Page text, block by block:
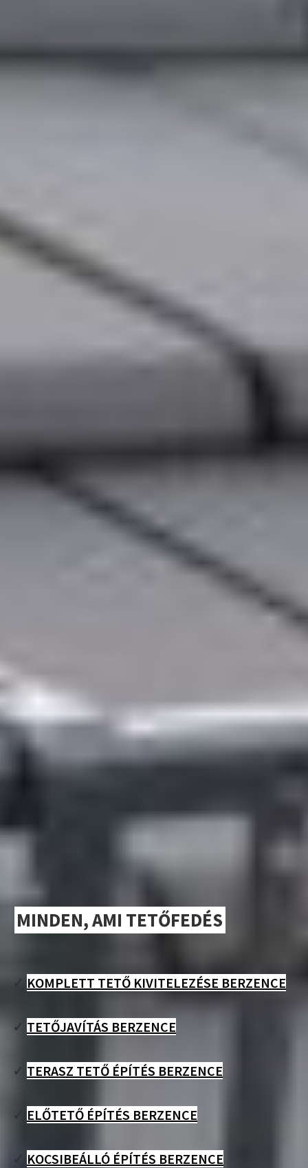
MINDEN, AMI TETŐFEDÉS
✓ KOMPLETT TETŐ KIVITELEZÉSE BERZENCE
✓ TETŐJAVÍTÁS BERZENCE
✓ TERASZ TETŐ ÉPÍTÉS BERZENCE
✓ ELŐTETŐ ÉPÍTÉS BERZENCE
✓ KOCSIBEÁLLÓ ÉPÍTÉS BERZENCE